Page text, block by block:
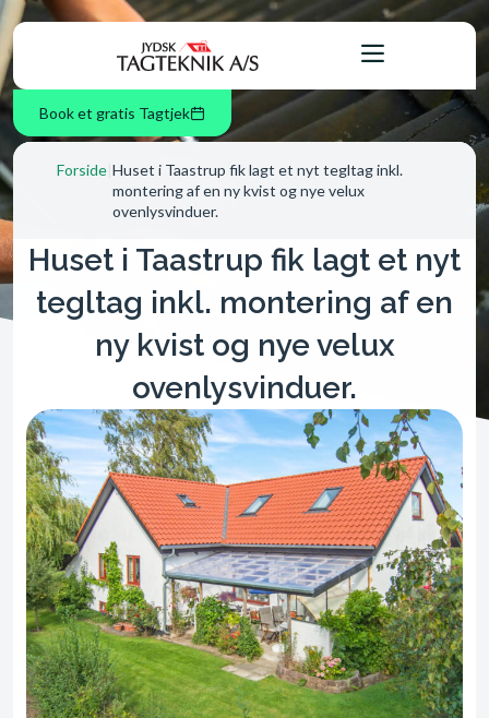
Book et gratis Tagtjek
Forside Huset i Taastrup fik lagt et nyt tegltag inkl.
montering af en ny kvist og nye velux
ovenlysvinduer.
Huset i Taastrup fik lagt et nyt
tegltag inkl. montering af en
ny kvist og nye velux
ovenlysvinduer.